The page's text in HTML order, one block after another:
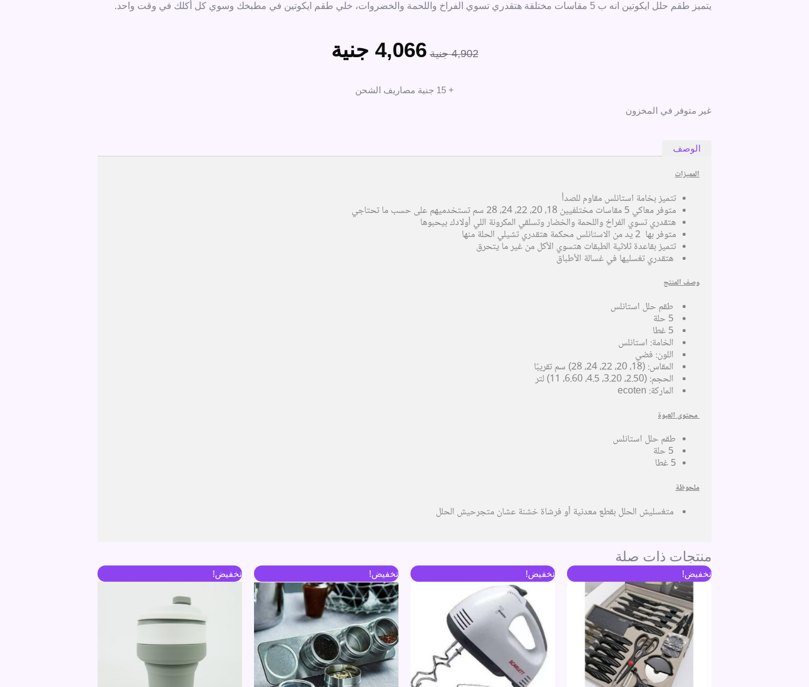
يتميز طقم حلل ايكوتين انه ب 5 مقاسات مختلقة هتقدري تسوي الفراخ واللحمة والخضروات، خلي طقم ايكوتين في مطبخك وسوي كل أكلك في وقت واحد.
4,902 جنية
السعر
هو:
4,066 جنية
+ 15 جنية مصاريف الشحن
غير متوفر في المخزون
الوصف
المميزات
تتميز بخامة استانلس مقاوم للصدأ
متوفر معاكي 5 مقاسات مختلفيين 18، 20، 22، 24، 28 سم تستخدميهم على حسب ما تحتاجي
هتقدري تسوي الفراخ واللحمة والخضار وتسلقي المكرونة اللي أولادك بيحبوها
متوفر بها 2 يد من الاستانلس محكمة هتقدري تشيلي الحلة منها
تتميز بقاعدة ثلاثية الطبقات هتسوي الأكل من غير ما يتحرق
هتقدري تغسليها في غسالة الأطباق
وصف المنتج
طقم حلل استانلس
الخامة: استانلس
اللون: فضي
المقاس: (18، 20، 22، 24، 28) سم تقريبًا
الحجم: (2.50، 3.20، 4.5، 6.60، 11) لتر
الماركة: ecoten
محتوى العبوة
طقم حلل استانلس
5 غطا
ملحوظة
متغسليش الحلل بقطع معدنية أو فرشاة خشنة عشان متجرحيش الحلل
منتجات ذات صلة
تخفيض!
الأصلي
هو:
706 جنية.
الحالي
هو:
626 جنية.
تخفيض!
الأصلي
هو:
الحالي
هو:
380 جنية.
تخفيض!
الأصلي
هو:
470 جنية.
الحالي
هو:
تخفيض!
الأصلي
300 جنية.
الحالي